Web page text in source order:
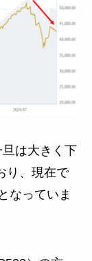
は大きく下
り、現在で
なっていま